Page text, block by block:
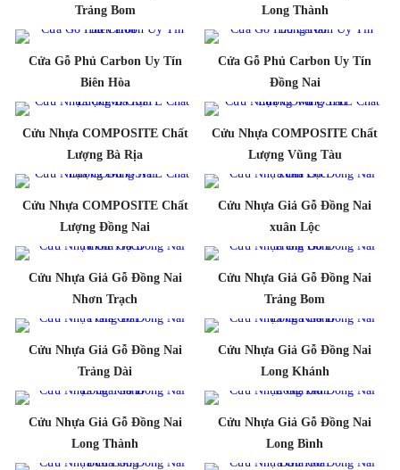
Trảng Bom
Long Thành
Cửa Gỗ Phủ Carbon Uy Tín
Biên Hòa
Cửa Gỗ Phủ Carbon Uy Tín
Đồng Nai
Cửu Nhựa COMPOSITE Chất
Lượng Bà Rịa
Cửu Nhựa COMPOSITE Chất
Lượng Vũng Tàu
Cửu Nhựa COMPOSITE Chất
Lượng Đồng Nai
Cửu Nhựa Giả Gỗ Đồng Nai
xuân Lộc
Cửu Nhựa Giả Gỗ Đồng Nai
Nhơn Trạch
Cửu Nhựa Giả Gỗ Đồng Nai
Trảng Bom
Cửu Nhựa Giả Gỗ Đồng Nai
Trảng Dài
Cửu Nhựa Giả Gỗ Đồng Nai
Long Khánh
Cửu Nhựa Giả Gỗ Đồng Nai
Long Thành
Cửu Nhựa Giả Gỗ Đồng Nai
Long Bình